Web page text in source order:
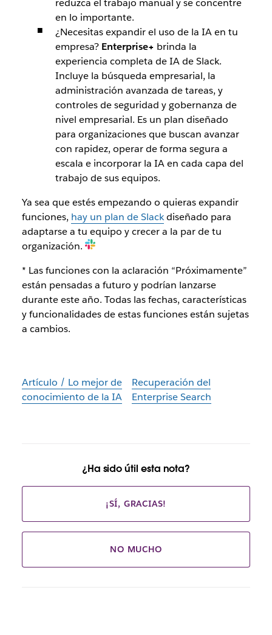
reduzca el trabajo manual y se concentre
en lo importante.
¿Necesitas expandir el uso de la IA en tu
empresa? Enterprise+ brinda la
experiencia completa de IA de Slack.
Incluye la búsqueda empresarial, la
administración avanzada de tareas, y
controles de seguridad y gobernanza de
nivel empresarial. Es un plan diseñado
para organizaciones que buscan avanzar
con rapidez, operar de forma segura a
escala e incorporar la IA en cada capa del
trabajo de sus equipos.
Ya sea que estés empezando o quieras expandir
funciones, hay un plan de Slackdiseñado para
adaptarse a tu equipo y crecer a la par de tu
organización.
* Las funciones con la aclaración “Próximamente”
están pensadas a futuro y podrían lanzarse
durante este año. Todas las fechas, características
y funcionalidades de estas funciones están sujetas
a cambios.
Artículo / Lo mejor de
Recuperación del
conocimiento de la IA
Enterprise Search
¿Ha sido útil esta nota?
¡SÍ, GRACIAS!
NO MUCHO